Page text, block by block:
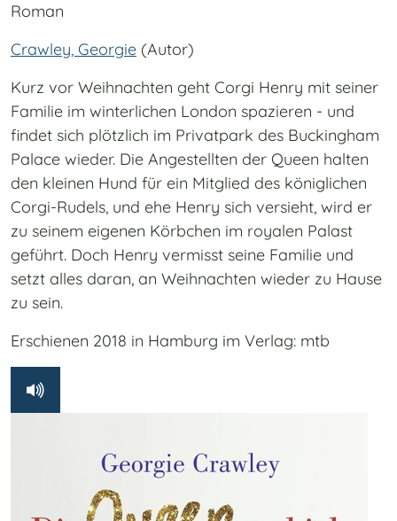
Roman
Crawley, Georgie (Autor)
Kurz vor Weihnachten geht Corgi Henry mit seiner
Familie im winterlichen London spazieren - und
findet sich plötzlich im Privatpark des Buckingham
Palace wieder. Die Angestellten der Queen halten
den kleinen Hund für ein Mitglied des königlichen
Corgi-Rudels, und ehe Henry sich versieht, wird er
zu seinem eigenen Körbchen im royalen Palast
geführt. Doch Henry vermisst seine Familie und
setzt alles daran, an Weihnachten wieder zu Hause
zu sein.
Erschienen 2018 in Hamburg im Verlag: mtb